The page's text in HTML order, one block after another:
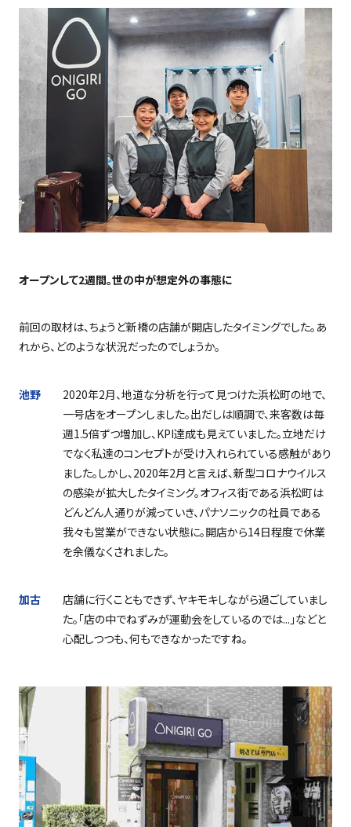
オープンして2週間。世の中が想定外の事態に
前回の取材は、ちょうど新橋の店舗が開店したタイミングでした。あ
れから、どのような状況だったのでしょうか。
池野 2020年2月、地道な分析を行って見つけた浜松町の地で、
一号店をオープンしました。出だしは順調で、来客数は毎
週1.5倍ずつ増加し、KPI達成も見えていました。立地だけ
でなく私達のコンセプトが受け入れられている感触があり
ました。しかし、2020年2月と言えば、新型コロナウイルス
の感染が拡大したタイミング。オフィス街である浜松町は
どんどん人通りが減っていき、パナソニックの社員である
我々も営業ができない状態に。開店から14日程度で休業
を余儀なくされました。
加古
店舗に行くこともできず、ヤキモキしながら過ごしていまし
た。「店の中でねずみが運動会をしているのでは... 」などと
心配しつつも、何もできなかったですね。